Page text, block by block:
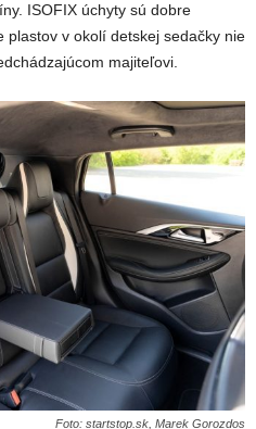
ISOFIX úchyty sú dobre
v okolí detskej sedačky nie
majiteľovi.
Foto: startstop.sk, Marek Gorozdos